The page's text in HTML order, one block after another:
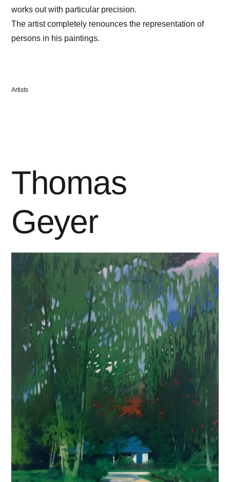
works out with particular precision.
The artist completely renounces the representation of
persons in his paintings.
Veröffentlicht
Artists
Thomas
Geyer